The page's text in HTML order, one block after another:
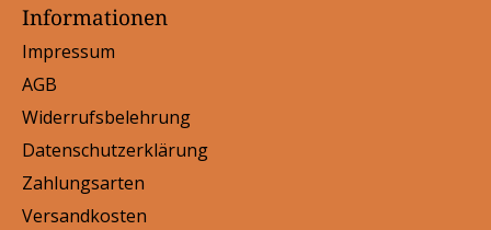
Informationen
Impressum
AGB
Widerrufsbelehrung
Datenschutzerklärung
Zahlungsarten
Versandkosten